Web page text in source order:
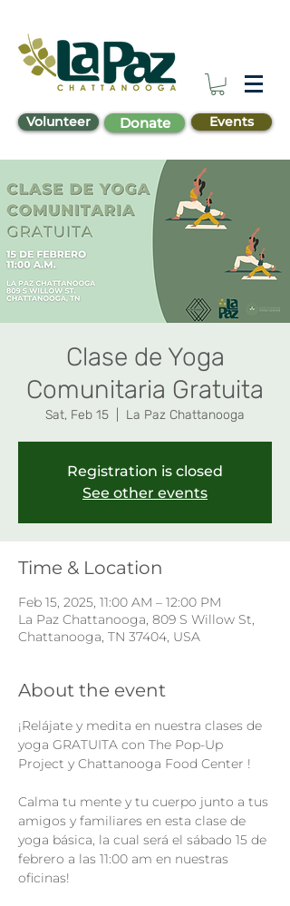
Volunteer Donate Events
Clase de Yoga
Comunitaria Gratuita
Sat, Feb 15 La Paz Chattanooga
Registration is closed
See other events
Time & Location
Feb 15, 2025, 11:00 AM – 12:00 PM
La Paz Chattanooga, 809 S Willow St,
Chattanooga, TN 37404, USA
About the event
¡Relájate y medita en nuestra clases de
yoga GRATUITA con The Pop-Up
Project y Chattanooga Food Center !
Calma tu mente y tu cuerpo junto a tus
amigos y familiares en esta clase de
yoga básica, la cual será el sábado 15 de
febrero a las 11:00 am en nuestras
oficinas!